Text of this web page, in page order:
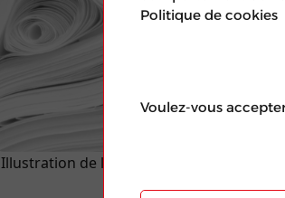
Illustration de l'article aléatoire
Politique de cookies
Voulez-vous